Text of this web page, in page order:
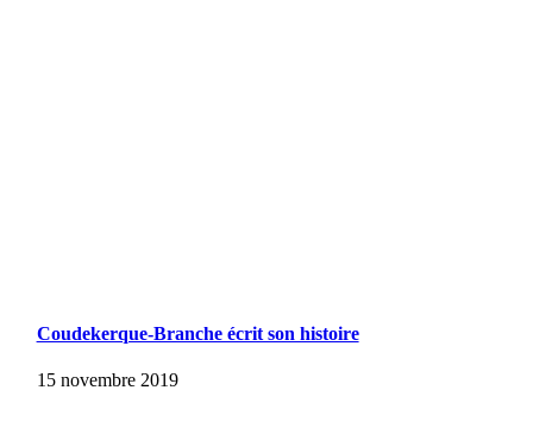
Coudekerque-Branche écrit son histoire
15 novembre 2019